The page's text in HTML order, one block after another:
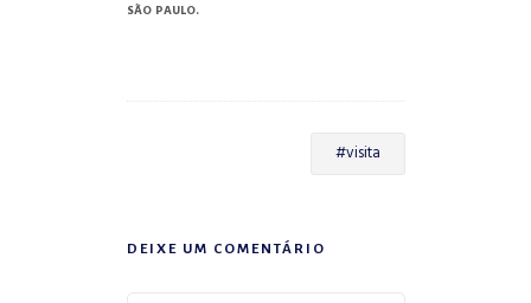
SÃO PAULO.
#visita
DEIXE UM COMENTÁRIO